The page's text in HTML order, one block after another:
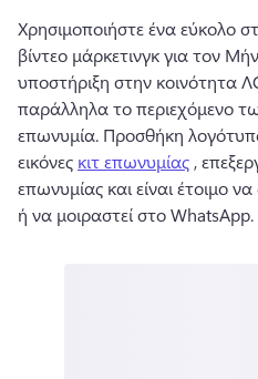
Χρησιμοποιήστε ένα εύκολο
βίντεο μάρκετινγκ για τον
υποστήριξη στην κοινότητα
παράλληλα το περιεχόμενο
επωνυμία. Προσθήκη
εικόνες κιτ επωνυμίας ,
επωνυμίας και είναι έτοιμο
ή να μοιραστεί στο WhatsApp.